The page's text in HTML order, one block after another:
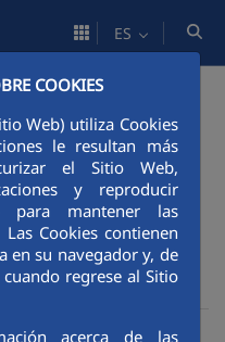
COOKIES
Web) utiliza Cookies
le resultan más
el Sitio Web,
y reproducir
para mantener las
Cookies contienen
en su navegador y, de
regrese al Sitio
acerca de las
ES
de valor
del proveedor
del